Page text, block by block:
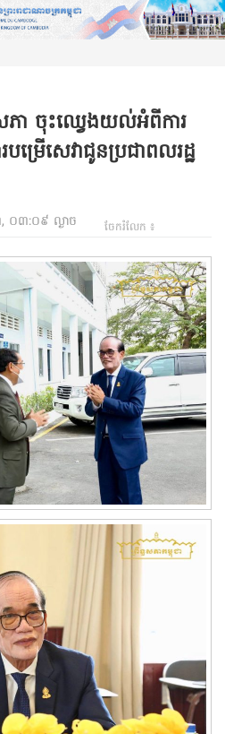
ភា ចុះឈ្វេងយល់អំពីការ
ម្រើសេវាជូនប្រជាពលរដ្ឋ
០៣:០៩ ល្ងាច ចែករំលែក ៖